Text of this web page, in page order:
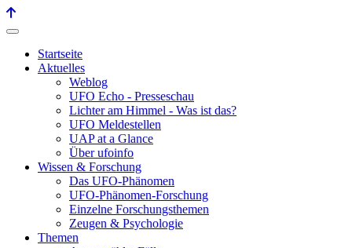
Startseite
Aktuelles
Weblog
UFO Echo - Presseschau
Lichter am Himmel - Was ist das?
UFO Meldestellen
UAP at a Glance
Über ufoinfo
Wissen & Forschung
Das UFO-Phänomen
UFO-Phänomen-Forschung
Einzelne Forschungsthemen
Zeugen & Psychologie
Themen